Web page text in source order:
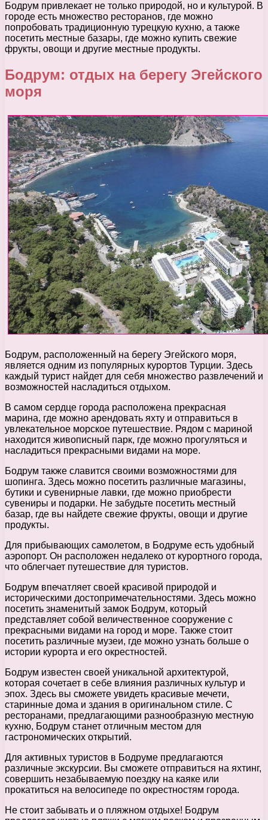
Бодрум привлекает не только природой, но и культурой. В
городе есть множество ресторанов, где можно
попробовать традиционную турецкую кухню, а также
посетить местные базары, где можно купить свежие
фрукты, овощи и другие местные продукты.
Бодрум: отдых на берегу Эгейского
моря
Бодрум, расположенный на берегу Эгейского моря,
является одним из популярных курортов Турции. Здесь
каждый турист найдет для себя множество развлечений и
возможностей насладиться отдыхом.
В самом сердце города расположена прекрасная
марина, где можно арендовать яхту и отправиться в
увлекательное морское путешествие. Рядом с мариной
находится живописный парк, где можно прогуляться и
насладиться прекрасными видами на море.
Бодрум также славится своими возможностями для
шопинга. Здесь можно посетить различные магазины,
бутики и сувенирные лавки, где можно приобрести
сувениры и подарки. Не забудьте посетить местный
базар, где вы найдете свежие фрукты, овощи и другие
продукты.
Для прибывающих самолетом, в Бодруме есть удобный
аэропорт. Он расположен недалеко от курортного города,
что облегчает путешествие для туристов.
Бодрум впечатляет своей красивой природой и
историческими достопримечательностями. Здесь можно
посетить знаменитый замок Бодрум, который
представляет собой величественное сооружение с
прекрасными видами на город и море. Также стоит
посетить различные музеи, где можно узнать больше о
истории курорта и его окрестностей.
Бодрум известен своей уникальной архитектурой,
которая сочетает в себе влияния различных культур и
эпох. Здесь вы сможете увидеть красивые мечети,
старинные дома и здания в оригинальном стиле. С
ресторанами, предлагающими разнообразную местную
кухню, Бодрум станет отличным местом для
гастрономических открытий.
Для активных туристов в Бодруме предлагаются
различные экскурсии. Вы сможете отправиться на яхтинг,
совершить незабываемую поездку на каяке или
прокатиться на велосипеде по окрестностям города.
Не стоит забывать и о пляжном отдыхе! Бодрум